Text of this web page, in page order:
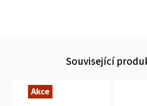
Související
Akce